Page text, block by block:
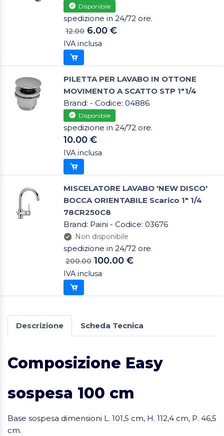
Disponibile
spedizione in 24/72 ore.
12.00 6.00 €
IVA inclusa
PILETTA PER LAVABO IN OTTONE
MOVIMENTO A SCATTO STP 1"1/4
Brand: - Codice: 04886
Disponibile
spedizione in 24/72 ore.
10.00 €
IVA inclusa
MISCELATORE LAVABO 'NEW DISCO'
BOCCA ORIENTABILE Scarico 1" 1/4
78CR250C8
Brand: Paini - Codice: 03676
Non disponibile
spedizione in 24/72 ore.
200.00 100.00 €
IVA inclusa
Descrizione Scheda Tecnica
Composizione Easy
sospesa 100 cm
Base sospesa dimensioni L. 101,5 cm, H. 112,4 cm, P. 46,5
cm.